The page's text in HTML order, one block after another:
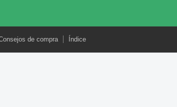
de compra Índice